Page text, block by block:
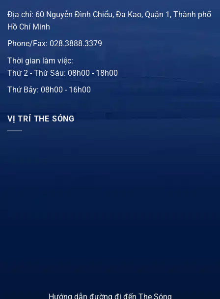
Địa chỉ: 60 Nguyễn Đình Chiểu, Đa Kao, Quận 1, Thành phố
Hồ Chí Minh
Phone/Fax: 028.3888.3379
Thời gian làm việc:
Thứ 2 - Thứ Sáu: 08h00 - 18h00
Thứ Bảy: 08h00 - 16h00
VỊ TRÍ THE SÓNG
Hướng dẫn đường đi đến The Sóng